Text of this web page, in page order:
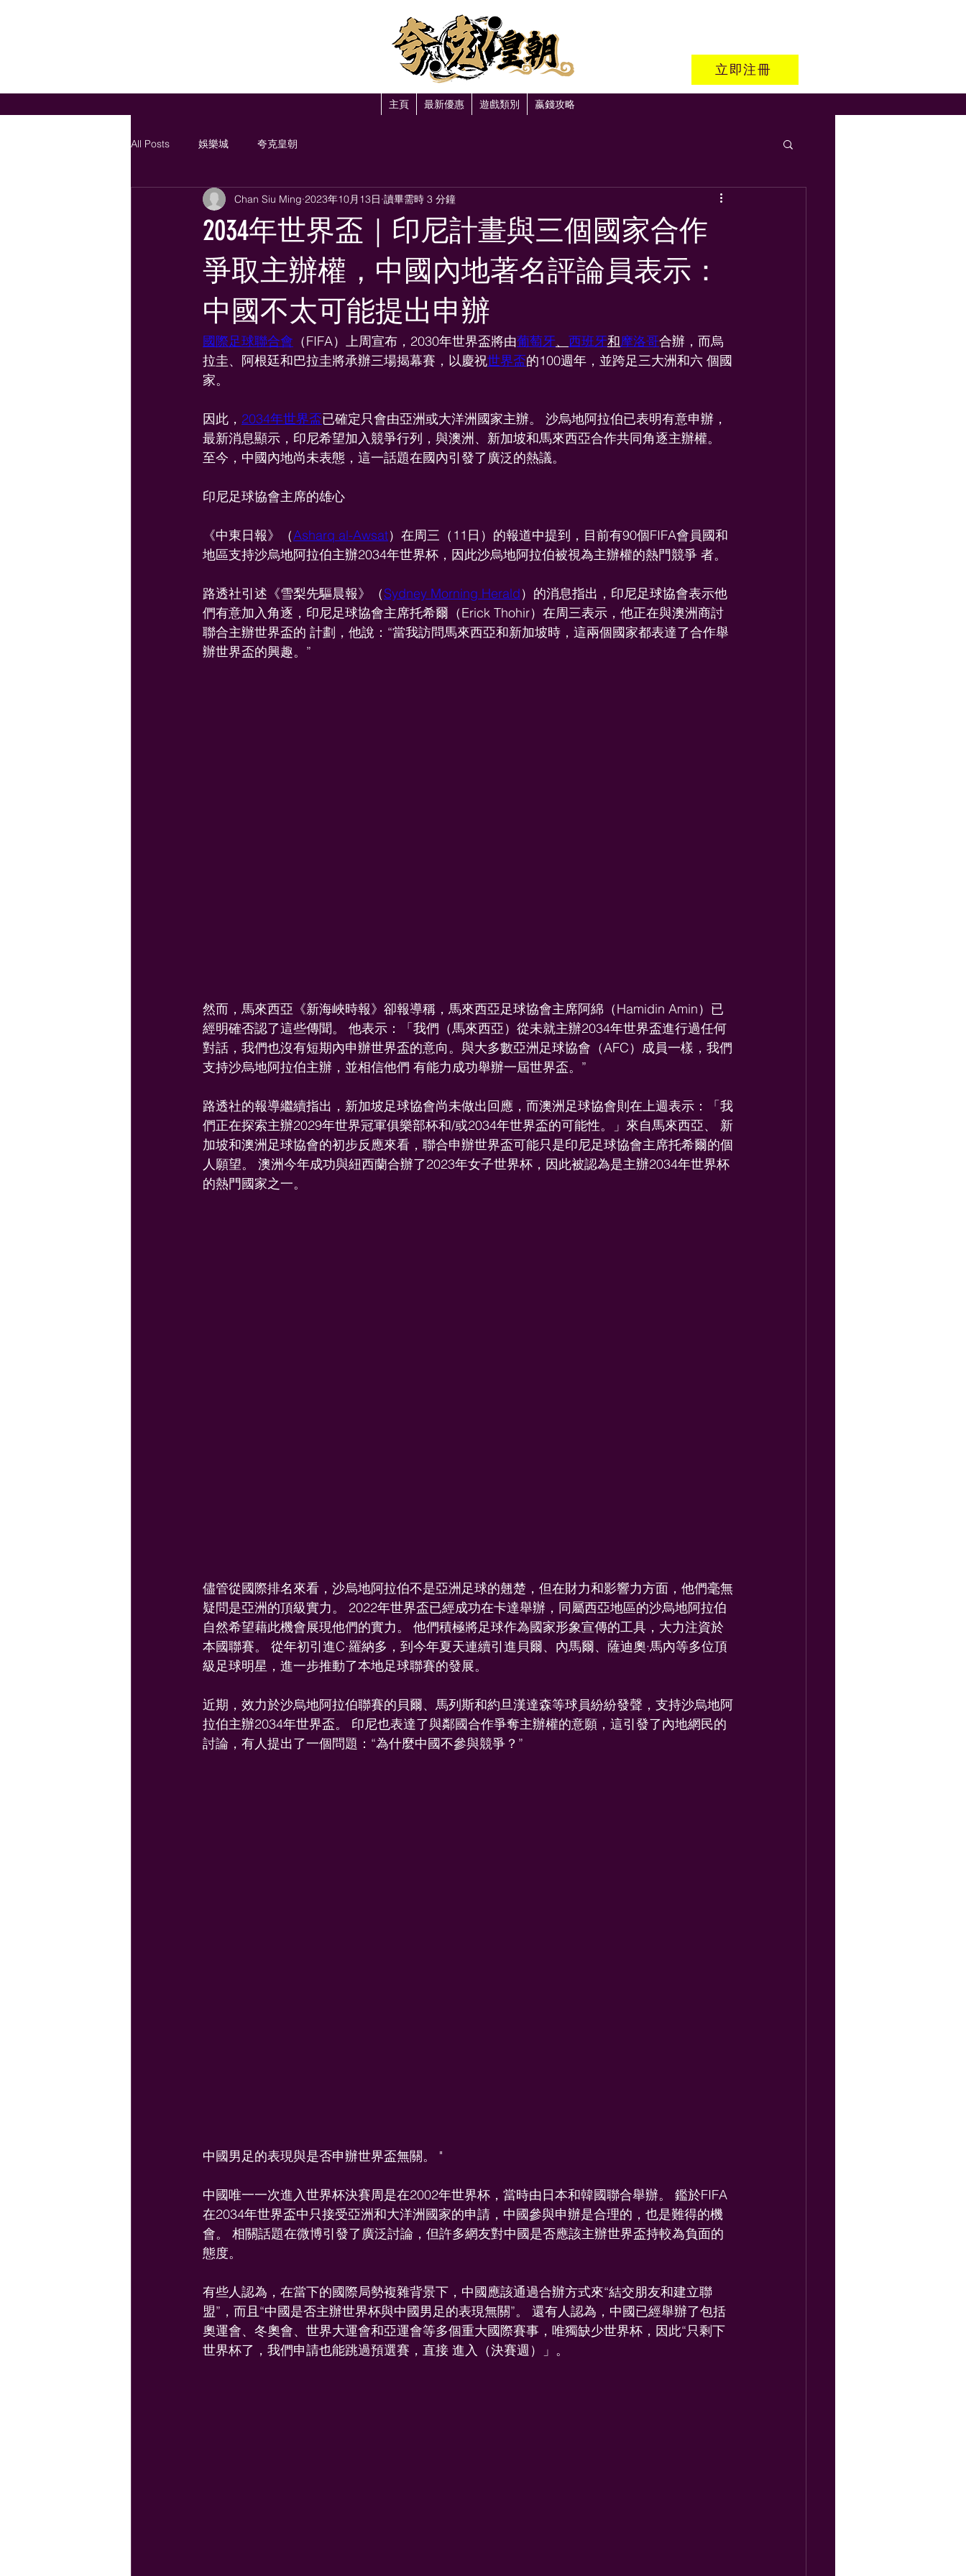
立即注冊
主頁 最新優惠 遊戲類別 嬴錢攻略
All Posts 娛樂城 夸克皇朝
2034年世界盃｜印尼計畫與三個國家合作
爭取主辦權，中國內地著名評論員表示：
中國不太可能提出申辦
Chan Siu Ming 2023年10月13日 讀畢需時 3 分鐘
國際足球聯合會 （FIFA）上周宣布，2030年世界盃將由葡萄牙、 西班牙和摩洛哥合辦，而烏
拉圭、阿根廷和巴拉圭將承辦三場揭幕賽，以慶祝世界盃的100週年，並跨足三大洲和六 個國
家。
因此， 2034年世界盃已確定只會由亞洲或大洋洲國家主辦。 沙烏地阿拉伯已表明有意申辦，
最新消息顯示，印尼希望加入競爭行列，與澳洲、新加坡和馬來西亞合作共同角逐主辦權。
至今，中國內地尚未表態，這一話題在國內引發了廣泛的熱議。
印尼足球協會主席的雄心
《中東日報》（Asharq al-Awsat）在周三（11日）的報道中提到，目前有90個FIFA會員國和
地區支持沙烏地阿拉伯主辦2034年世界杯，因此沙烏地阿拉伯被視為主辦權的熱門競爭 者。
路透社引述《雪梨先驅晨報》（Sydney Morning Herald）的消息指出，印尼足球協會表示他
們有意加入角逐，印尼足球協會主席托希爾（Erick Thohir）在周三表示，他正在與澳洲商討
聯合主辦世界盃的 計劃，他說：“當我訪問馬來西亞和新加坡時，這兩個國家都表達了合作舉
辦世界盃的興趣。”
然而，馬來西亞《新海峽時報》卻報導稱，馬來西亞足球協會主席阿綿（Hamidin Amin）已
經明確否認了這些傳聞。 他表示：「我們（馬來西亞）從未就主辦2034年世界盃進行過任何
對話，我們也沒有短期內申辦世界盃的意向。與大多數亞洲足球協會（AFC）成員一樣，我們
支持沙烏地阿拉伯主辦，並相信他們 有能力成功舉辦一屆世界盃。”
路透社的報導繼續指出，新加坡足球協會尚未做出回應，而澳洲足球協會則在上週表示：「我
們正在探索主辦2029年世界冠軍俱樂部杯和/或2034年世界盃的可能性。」來自馬來西亞、 新
加坡和澳洲足球協會的初步反應來看，聯合申辦世界盃可能只是印尼足球協會主席托希爾的個
人願望。 澳洲今年成功與紐西蘭合辦了2023年女子世界杯，因此被認為是主辦2034年世界杯
的熱門國家之一。
儘管從國際排名來看，沙烏地阿拉伯不是亞洲足球的翹楚，但在財力和影響力方面，他們毫無
疑問是亞洲的頂級實力。 2022年世界盃已經成功在卡達舉辦，同屬西亞地區的沙烏地阿拉伯
自然希望藉此機會展現他們的實力。 他們積極將足球作為國家形象宣傳的工具，大力注資於
本國聯賽。 從年初引進C·羅納多，到今年夏天連續引進貝爾、內馬爾、薩迪奧·馬內等多位頂
級足球明星，進一步推動了本地足球聯賽的發展。
近期，效力於沙烏地阿拉伯聯賽的貝爾、馬列斯和約旦漢達森等球員紛紛發聲，支持沙烏地阿
拉伯主辦2034年世界盃。 印尼也表達了與鄰國合作爭奪主辦權的意願，這引發了內地網民的
討論，有人提出了一個問題：“為什麼中國不參與競爭？”
中國男足的表現與是否申辦世界盃無關。 "
中國唯一一次進入世界杯決賽周是在2002年世界杯，當時由日本和韓國聯合舉辦。 鑑於FIFA
在2034年世界盃中只接受亞洲和大洋洲國家的申請，中國參與申辦是合理的，也是難得的機
會。 相關話題在微博引發了廣泛討論，但許多網友對中國是否應該主辦世界盃持較為負面的
態度。
有些人認為，在當下的國際局勢複雜背景下，中國應該通過合辦方式來“結交朋友和建立聯
盟”，而且“中國是否主辦世界杯與中國男足的表現無關”。 還有人認為，中國已經舉辦了包括
奧運會、冬奧會、世界大運會和亞運會等多個重大國際賽事，唯獨缺少世界杯，因此“只剩下
世界杯了，我們申請也能跳過預選賽，直接 進入（決賽週）」。